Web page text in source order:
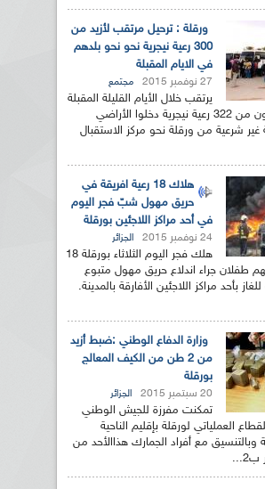
ورقلة : ترحيل مرتقب لأزيد من
300 رعية نيجرية نحو نحو بلدهم
في الايام المقبلة
27 نوفمبر 2015 مجتمع
يرتقب خلال الأيام القليلة المقبلة
ترحيل فوج يتكون من 322 رعية نيجرية دخلوا الأراضي
غير شرعية من ورقلة نحو مركز الاستقبال
هلاك 18 رعية افريقة في
حريق مهول شبّ فجر اليوم
في أحد مراكز اللاجئين بورقلة
24 نوفمبر 2015 الجزائر
هلك فجر اليوم الثلاثاء بورقلة 18
طفلان جراء اندلاع حريق مهول متبوع
بأحد مراكز اللاجئين الأفارقة بالمدينة.
وزارة الدفاع الوطني :ضبط أزيد
من 2 طن من الكيف المعالج
بورقلة
20 سبتمبر 2015 الجزائر
تمكنت مفرزة للجيش الوطني
العملياتي لورقلة بإقليم الناحية
وبالتنسيق مع أفراد الجمارك هذاالأحد من